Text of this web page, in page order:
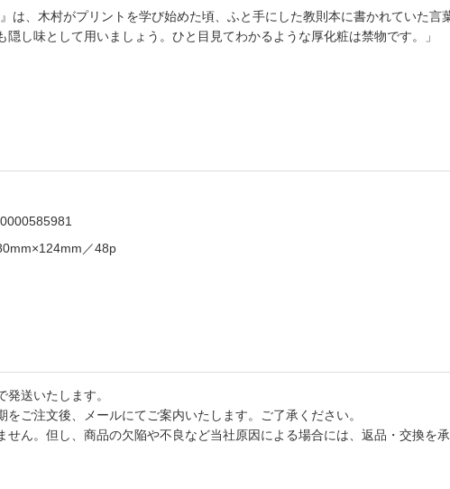
は、木村がプリントを学び始めた頃、ふと手にした教則本に書かれていた言
隠し味として用いましょう。ひと目見てわかるような厚化粧は禁物です。」
／48p
送いたします。
ご注文後、メールにてご案内いたします。ご了承ください。
せん。但し、商品の欠陥や不良など当社原因による場合には、返品・交換を